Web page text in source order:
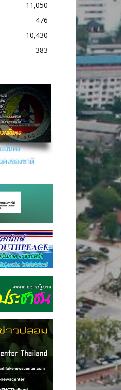
11,050
476
10,430
383